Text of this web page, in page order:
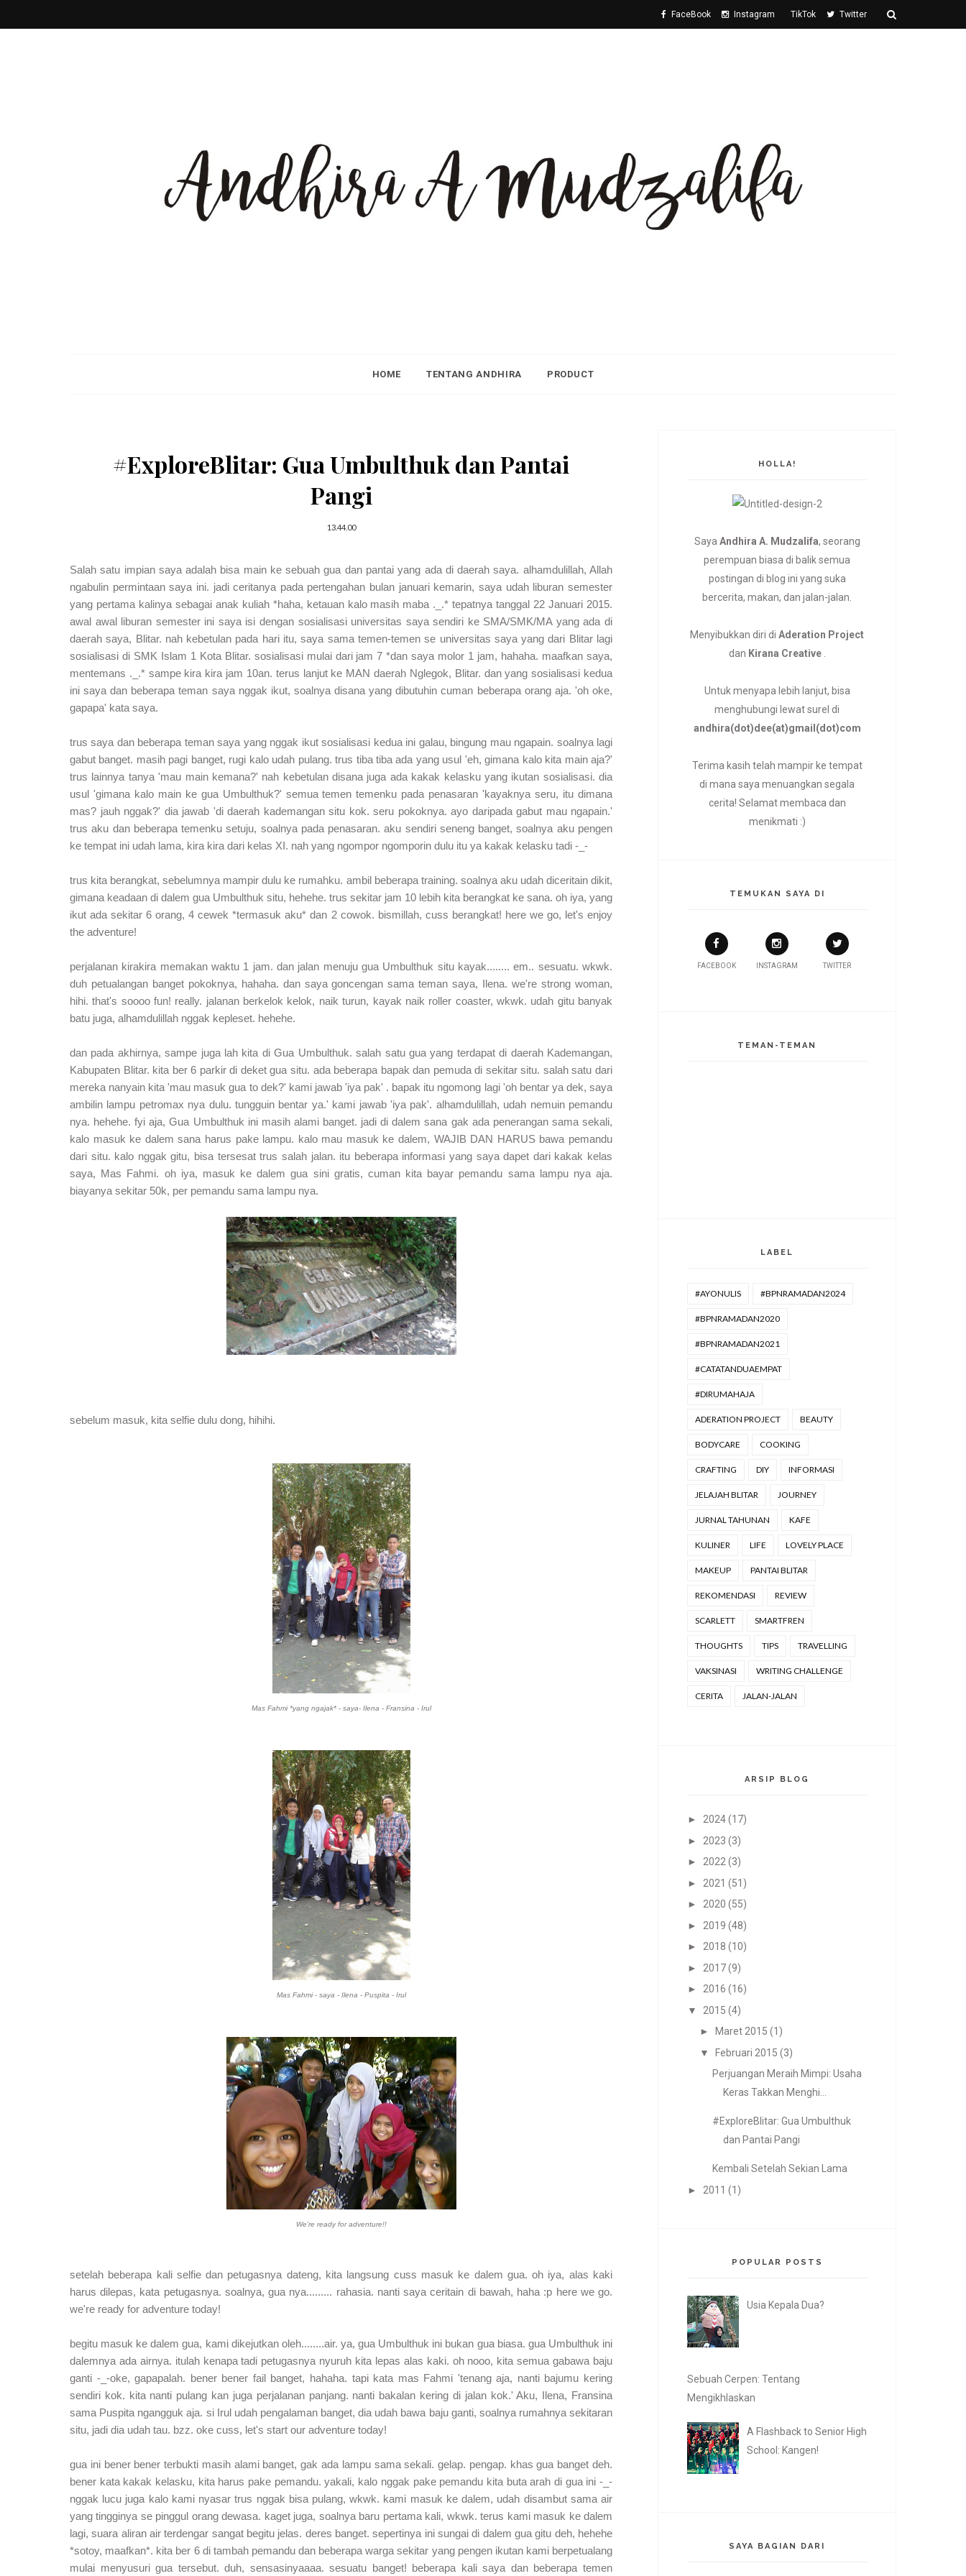
FaceBook Instagram TikTok Twitter
HOME TENTANG ANDHIRA PRODUCT
#ExploreBlitar: Gua Umbulthuk dan Pantai
Pangi
13.44.00
Salah satu impian saya adalah bisa main ke sebuah gua dan pantai yang ada di daerah saya. alhamdulillah, Allah
ngabulin permintaan saya ini. jadi ceritanya pada pertengahan bulan januari kemarin, saya udah liburan semester
yang pertama kalinya sebagai anak kuliah *haha, ketauan kalo masih maba ._.* tepatnya tanggal 22 Januari 2015.
awal awal liburan semester ini saya isi dengan sosialisasi universitas saya sendiri ke SMA/SMK/MA yang ada di
daerah saya, Blitar. nah kebetulan pada hari itu, saya sama temen-temen se universitas saya yang dari Blitar lagi
sosialisasi di SMK Islam 1 Kota Blitar. sosialisasi mulai dari jam 7 *dan saya molor 1 jam, hahaha. maafkan saya,
mentemans ._.* sampe kira kira jam 10an. terus lanjut ke MAN daerah Nglegok, Blitar. dan yang sosialisasi kedua
ini saya dan beberapa teman saya nggak ikut, soalnya disana yang dibutuhin cuman beberapa orang aja. 'oh oke,
gapapa' kata saya.
trus saya dan beberapa teman saya yang nggak ikut sosialisasi kedua ini galau, bingung mau ngapain. soalnya lagi
gabut banget. masih pagi banget, rugi kalo udah pulang. trus tiba tiba ada yang usul 'eh, gimana kalo kita main aja?'
trus lainnya tanya 'mau main kemana?' nah kebetulan disana juga ada kakak kelasku yang ikutan sosialisasi. dia
usul 'gimana kalo main ke gua Umbulthuk?' semua temen temenku pada penasaran 'kayaknya seru, itu dimana
mas? jauh nggak?' dia jawab 'di daerah kademangan situ kok. seru pokoknya. ayo daripada gabut mau ngapain.'
trus aku dan beberapa temenku setuju, soalnya pada penasaran. aku sendiri seneng banget, soalnya aku pengen
ke tempat ini udah lama, kira kira dari kelas XI. nah yang ngompor ngomporin dulu itu ya kakak kelasku tadi -_-
trus kita berangkat, sebelumnya mampir dulu ke rumahku. ambil beberapa training. soalnya aku udah diceritain dikit,
gimana keadaan di dalem gua Umbulthuk situ, hehehe. trus sekitar jam 10 lebih kita berangkat ke sana. oh iya, yang
ikut ada sekitar 6 orang, 4 cewek *termasuk aku* dan 2 cowok. bismillah, cuss berangkat! here we go, let's enjoy
the adventure!
perjalanan kirakira memakan waktu 1 jam. dan jalan menuju gua Umbulthuk situ kayak........ em.. sesuatu. wkwk.
duh petualangan banget pokoknya, hahaha. dan saya goncengan sama teman saya, Ilena. we're strong woman,
hihi. that's soooo fun! really. jalanan berkelok kelok, naik turun, kayak naik roller coaster, wkwk. udah gitu banyak
batu juga, alhamdulillah nggak kepleset. hehehe.
dan pada akhirnya, sampe juga lah kita di Gua Umbulthuk. salah satu gua yang terdapat di daerah Kademangan,
Kabupaten Blitar. kita ber 6 parkir di deket gua situ. ada beberapa bapak dan pemuda di sekitar situ. salah satu dari
mereka nanyain kita 'mau masuk gua to dek?' kami jawab 'iya pak' . bapak itu ngomong lagi 'oh bentar ya dek, saya
ambilin lampu petromax nya dulu. tungguin bentar ya.' kami jawab 'iya pak'. alhamdulillah, udah nemuin pemandu
nya. hehehe. fyi aja, Gua Umbulthuk ini masih alami banget. jadi di dalem sana gak ada penerangan sama sekali,
kalo masuk ke dalem sana harus pake lampu. kalo mau masuk ke dalem, WAJIB DAN HARUS bawa pemandu
dari situ. kalo nggak gitu, bisa tersesat trus salah jalan. itu beberapa informasi yang saya dapet dari kakak kelas
saya, Mas Fahmi. oh iya, masuk ke dalem gua sini gratis, cuman kita bayar pemandu sama lampu nya aja.
biayanya sekitar 50k, per pemandu sama lampu nya.
sebelum masuk, kita selfie dulu dong, hihihi.
Mas Fahmi *yang ngajak* - saya- Ilena - Fransina - Irul
Mas Fahmi - saya - Ilena - Puspita - Irul
We're ready for adventure!!
setelah beberapa kali selfie dan petugasnya dateng, kita langsung cuss masuk ke dalem gua. oh iya, alas kaki
harus dilepas, kata petugasnya. soalnya, gua nya......... rahasia. nanti saya ceritain di bawah, haha :p here we go.
we're ready for adventure today!
begitu masuk ke dalem gua, kami dikejutkan oleh........air. ya, gua Umbulthuk ini bukan gua biasa. gua Umbulthuk ini
dalemnya ada airnya. itulah kenapa tadi petugasnya nyuruh kita lepas alas kaki. oh nooo, kita semua gabawa baju
ganti -_-oke, gapapalah. bener bener fail banget, hahaha. tapi kata mas Fahmi 'tenang aja, nanti bajumu kering
sendiri kok. kita nanti pulang kan juga perjalanan panjang. nanti bakalan kering di jalan kok.' Aku, Ilena, Fransina
sama Puspita ngangguk aja. si Irul udah pengalaman banget, dia udah bawa baju ganti, soalnya rumahnya sekitaran
situ, jadi dia udah tau. bzz. oke cuss, let's start our adventure today!
gua ini bener bener terbukti masih alami banget, gak ada lampu sama sekali. gelap. pengap. khas gua banget deh.
bener kata kakak kelasku, kita harus pake pemandu. yakali, kalo nggak pake pemandu kita buta arah di gua ini -_-
nggak lucu juga kalo kami nyasar trus nggak bisa pulang, wkwk. kami masuk ke dalem, udah disambut sama air
yang tingginya se pinggul orang dewasa. kaget juga, soalnya baru pertama kali, wkwk. terus kami masuk ke dalem
lagi, suara aliran air terdengar sangat begitu jelas. deres banget. sepertinya ini sungai di dalem gua gitu deh, hehehe
*sotoy, maafkan*. kita ber 6 di tambah pemandu dan beberapa warga sekitar yang pengen ikutan kami berpetualang
mulai menyusuri gua tersebut. duh, sensasinyaaaa. sesuatu banget! beberapa kali saya dan beberapa temen
HOLLA!
Saya Andhira A. Mudzalifa, seorang
perempuan biasa di balik semua
postingan di blog ini yang suka
bercerita, makan, dan jalan-jalan.
Menyibukkan diri di Aderation Project
dan Kirana Creative
Untuk menyapa lebih lanjut, bisa
menghubungi lewat surel di
andhira(dot)dee(at)gmail(dot)com
Terima kasih telah mampir ke tempat
di mana saya menuangkan segala
cerita! Selamat membaca dan
menikmati :)
TEMUKAN SAYA DI
FACEBOOK INSTAGRAM TWITTER
TEMAN-TEMAN
LABEL
#AYONULIS #BPNRAMADAN2024
#BPNRAMADAN2020
#BPNRAMADAN2021
#CATATANDUAEMPAT
#DIRUMAHAJA
ADERATION PROJECT BEAUTY
BODYCARE COOKING
CRAFTING DIY INFORMASI
JELAJAH BLITAR JOURNEY
JURNAL TAHUNAN KAFE
KULINER LIFE LOVELY PLACE
MAKEUP PANTAI BLITAR
REKOMENDASI REVIEW
SCARLETT SMARTFREN
THOUGHTS TIPS TRAVELLING
VAKSINASI WRITING CHALLENGE
CERITA JALAN-JALAN
ARSIP BLOG
► 2024(17)
► 2023 (3)
► 2022 (3)
► 2021 (51)
► 2020 (55)
► 2019 (48)
► 2018 (10)
► 2017(9)
► 2016 (16)
▼
2015 (4)
►
Maret 2015 (1)
▼
Februari 2015 (3)
Perjuangan Meraih Mimpi: Usaha
Keras Takkan Menghi...
#ExploreBlitar: Gua Umbulthuk
dan Pantai Pangi
Kembali Setelah Sekian Lama
► 2011 (1)
POPULAR POSTS
Usia Kepala Dua?
Sebuah Cerpen: Tentang
Mengikhlaskan
A Flashback to Senior High
School: Kangen!
SAYA BAGIAN DARI